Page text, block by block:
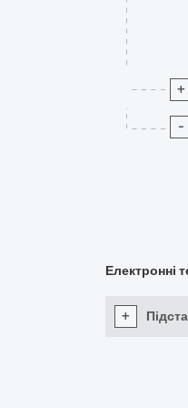
+
-
Електронні
+